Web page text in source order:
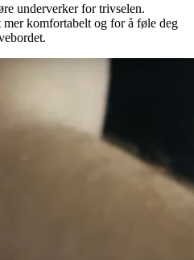
underverker for trivselen.
komfortabelt og for å føle deg